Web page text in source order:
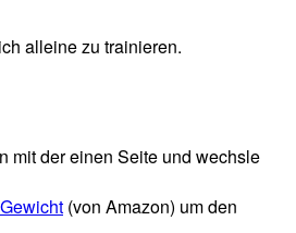
alleine zu trainieren.
mit der einen Seite und wechsle
(von Amazon) um den